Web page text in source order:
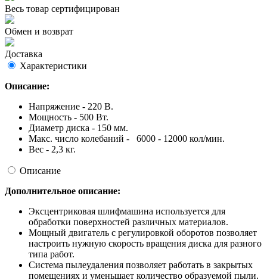
Весь товар сертифицирован
Обмен и возврат
Доставка
Характеристики
Описание:
Напряжение - 220 В.
Мощность - 500 Вт.
Диаметр диска - 150 мм.
Макс. число колебаний - 6000 - 12000 кол/мин.
Вес - 2,3 кг.
Описание
Дополнительное описание:
Эксцентриковая шлифмашина используется для
обработки поверхностей различных материалов.
Мощный двигатель с регулировкой оборотов позволяет
настроить нужную скорость вращения диска для разного
типа работ.
Система пылеудаления позволяет работать в закрытых
помещениях и уменьшает количество образуемой пыли.